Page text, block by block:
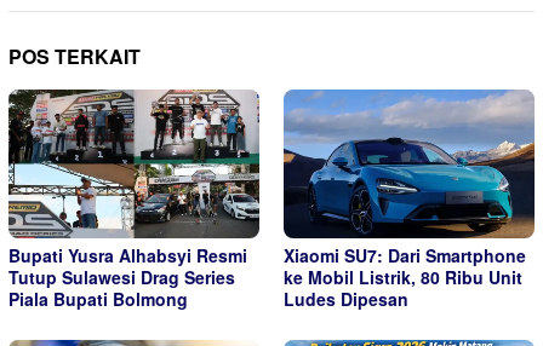
POS TERKAIT
Bupati Yusra Alhabsyi Resmi
Tutup Sulawesi Drag Series
Piala Bupati Bolmong
Xiaomi SU7: Dari Smartphone
ke Mobil Listrik, 80 Ribu Unit
Ludes Dipesan